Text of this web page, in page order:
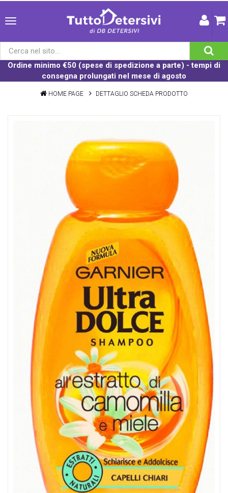
Ordine minimo €50 (spese di spedizione a parte) - tempi di
consegna prolungati nel mese di agosto
HOME PAGE DETTAGLIO SCHEDA PRODOTTO